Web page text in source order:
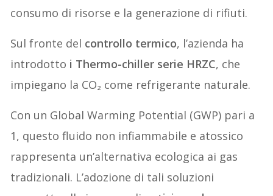
consumo di risorse e la generazione di rifiuti.
Sul fronte del controllo termico, l’azienda ha
introdotto i Thermo-chiller serie HRZC, che
impiegano la CO₂ come refrigerante naturale.
Con un Global Warming Potential (GWP) pari a
1, questo fluido non infiammabile e atossico
rappresenta un’alternativa ecologica ai gas
tradizionali. L’adozione di tali soluzioni